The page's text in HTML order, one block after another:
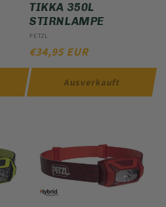
TIKKA 350L
STIRNLAMPE
Anbieter:
PETZL
NORMALER
PREIS
€34,95 EUR
Ausverkauft